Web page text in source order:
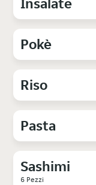
Pokè
Riso
Pasta
Sashimi
6 Pezzi